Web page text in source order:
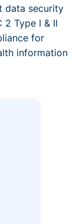
data security
2 Type I & II
for
information